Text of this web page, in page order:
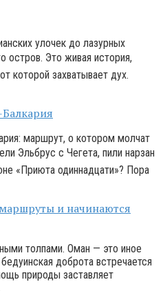
улочек до лазурных
Это живая история,
которой захватывает дух.
маршрут, о котором молчат
Эльбрус с Чегета, пили нарзан
«Приюта одиннадцати»? Пора
и начинаются
толпами. Оман — это иное
доброта встречается
природы заставляет